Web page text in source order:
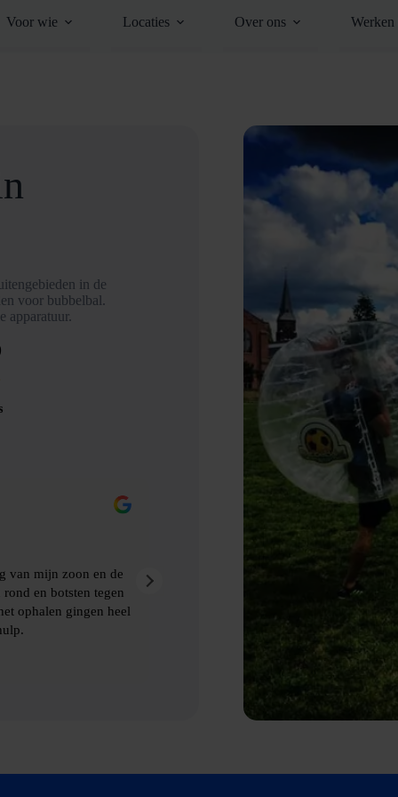
Voor wie Locaties Over ons Werken
in de
voor bubbelbal.
apparatuur.
van Bubbelbal, een
van de
Ontzettend leuke dag gehad met
kwamen de afspraken prima na.